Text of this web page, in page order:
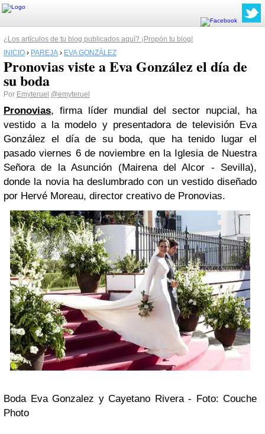
¿Los artículos de tu blog publicados aquí? ¡Propón tu blog!
INICIO › PAREJA › EVA GONZÁLEZ
Pronovias viste a Eva González el día de
su boda
Por Emyteruel @emyteruel
Pronovias, firma líder mundial del sector nupcial, ha
vestido a la modelo y presentadora de televisión Eva
González el día de su boda, que ha tenido lugar el
pasado viernes 6 de noviembre en la Iglesia de Nuestra
Señora de la Asunción (Mairena del Alcor - Sevilla),
donde la novia ha deslumbrado con un vestido diseñado
por Hervé Moreau, director creativo de Pronovias.
Boda Eva Gonzalez y Cayetano Rivera - Foto: Couche
Photo